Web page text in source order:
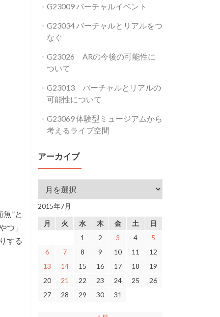
”と
つ」
する
G23009 バーチャルイベント
G23034 バーチャルとリアルをつ
なぐ
G23026 ARの今後の可能性に
ついて
G23013 バーチャルとリアルの
可能性について
G23069 体験型ミュージアムから
考えるライブ空間
アーカイブ
アーカイブ
2015年7月
月 火 水 木 金 土
日
1
2 3 4
5
6
7 8 9 10 11
12
13
14 15 16 17 18
19
20
21 22 23 24 25
26
27
28 29 30 31